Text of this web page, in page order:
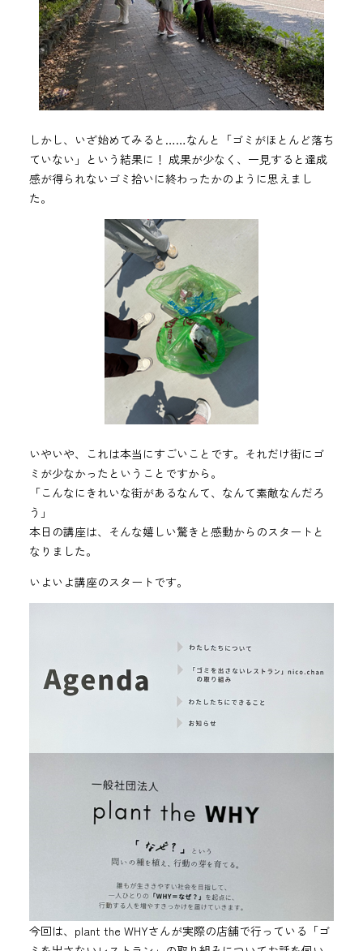
しかし、いざ始めてみると……なんと「ゴミがほとんど落ち
ていない」という結果に！ 成果が少なく、一見すると達成
感が得られないゴミ拾いに終わったかのように思えまし
た。
いやいや、これは本当にすごいことです。それだけ街にゴ
ミが少なかったということですから。
「こんなにきれいな街があるなんて、なんて素敵なんだろ
う」
本日の講座は、そんな嬉しい驚きと感動からのスタートと
なりました。
いよいよ講座のスタートです。
今回は、plant the WHYさんが実際の店舗で行っている「ゴ